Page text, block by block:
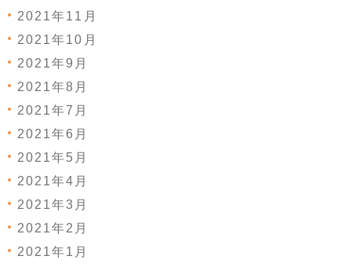
2021年11月
2021年10月
2021年9月
2021年8月
2021年7月
2021年6月
2021年5月
2021年4月
2021年3月
2021年2月
2021年1月